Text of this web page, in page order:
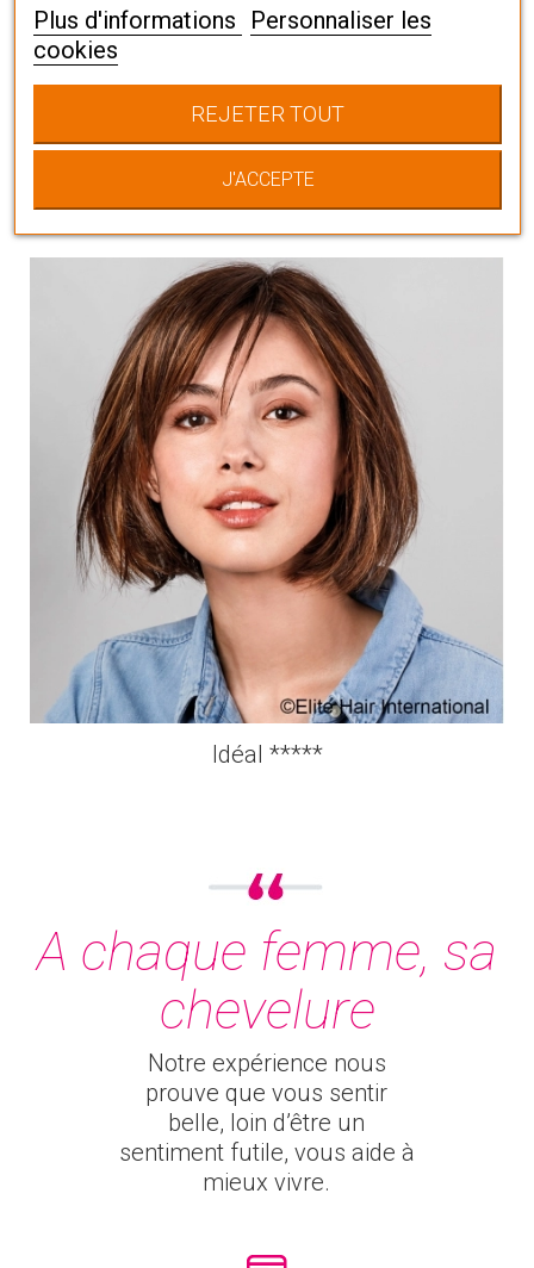
Vous pourriez
aussi aimer
Idéal *****
A chaque femme, sa
chevelure
Notre expérience nous
prouve que vous sentir
belle, loin d’être un
sentiment futile, vous aide à
mieux vivre.
Plus d'informations
Personnaliser les
cookies
REJETER TOUT
J'ACCEPTE